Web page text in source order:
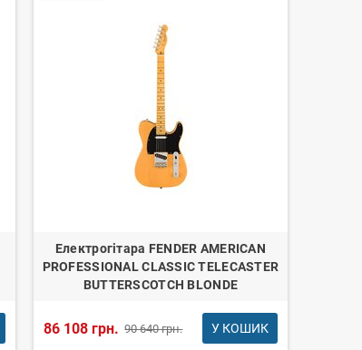
Електрогітара FENDER AMERICAN
PROFESSIONAL CLASSIC TELECASTER
BUTTERSCOTCH BLONDE
86 108 грн. 90 640 грн. У КОШИК